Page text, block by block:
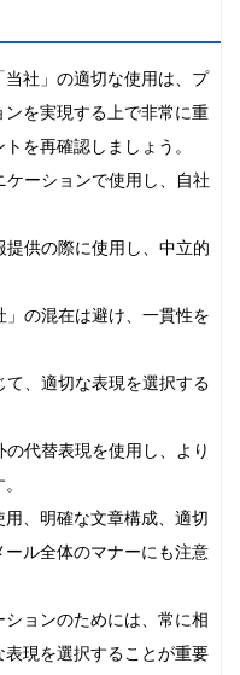
社」の適切な使用は、プ
を実現する上で非常に重
を再確認しましょう。
ーションで使用し、自社
供の際に使用し、中立的
の混在は避け、一貫性を
、適切な表現を選択する
代替表現を使用し、より
、明確な文章構成、適切
ル全体のマナーにも注意
ョンのためには、常に相
現を選択することが重要